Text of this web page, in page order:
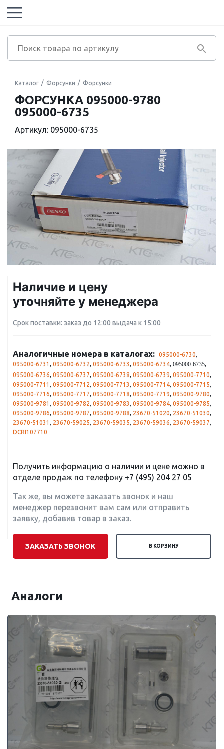
Каталог Форсунки Форсунки
ФОРСУНКА 095000-9780
095000-6735
Артикул: 095000-6735
Наличие и цену
уточняйте у менеджера
Срок поставки: заказ до 12:00 выдача к 15:00
Аналогичные номера в каталогах: 095000-6730,
095000-6731 , 095000-6732, 095000-6733, 095000-6734, 095000-6735,
095000-6736, 095000-6737, 095000-6738, 095000-6739, 095000-7710,
095000-7711 , 095000-7712, 095000-7713, 095000-7714, 095000-7715,
095000-7716, 095000-7717, 095000-7718, 095000-7719, 095000-9780,
095000-9781 , 095000-9782, 095000-9783, 095000-9784, 095000-9785,
095000-9786, 095000-9787, 095000-9788, 23670-51020, 23670-51030,
23670-51031 , 23670-59025, 23670-59035, 23670-59036, 23670-59037,
DCRI107710
Получить информацию о наличии и цене можно в
отделе продаж по телефону +7 (495) 204 27 05
Так же, вы можете заказать звонок и наш
менеджер перезвонит вам сам или отправить
заявку, добавив товар в заказ.
ЗАКАЗАТЬ ЗВОНОК В КОРЗИНУ
Аналоги